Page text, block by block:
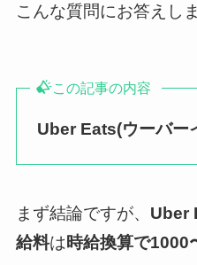
こんな質問にお答えしま
この記事の内容
Uber Eats(ウーバー
まず結論ですが、 Uber
給料は時給換算で1000